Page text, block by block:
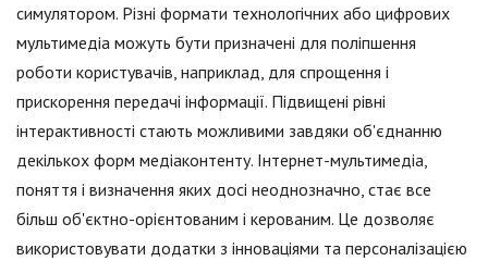
симулятором. Різні формати технологічних або цифрових
мультимедіа можуть бути призначені для поліпшення
роботи користувачів, наприклад, для спрощення і
прискорення передачі інформації. Підвищені рівні
інтерактивності стають можливими завдяки об'єднанню
декількох форм медіаконтенту. Інтернет-мультимедіа,
поняття і визначення яких досі неоднозначно, стає все
більш об'єктно-орієнтованим і керованим. Це дозволяє
використовувати додатки з інноваціями та персоналізацією